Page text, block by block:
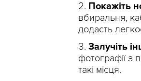
Покажіть
вбиральня,
додасть
Залучіть
фотографії з
такі місця.